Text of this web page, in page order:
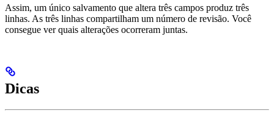
Assim, um único salvamento que altera três campos produz três
linhas. As três linhas compartilham um número de revisão. Você
consegue ver quais alterações ocorreram juntas.
Dicas